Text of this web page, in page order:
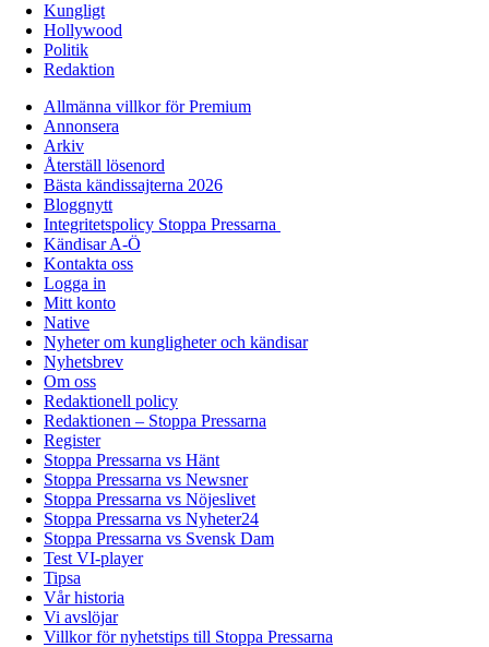
Kungligt
Hollywood
Politik
Redaktion
Allmänna villkor för Premium
Annonsera
Arkiv
Återställ lösenord
Bästa kändissajterna 2026
Bloggnytt
Integritetspolicy Stoppa Pressarna
Kändisar A-Ö
Kontakta oss
Logga in
Mitt konto
Native
Nyheter om kungligheter och kändisar
Nyhetsbrev
Om oss
Redaktionell policy
Redaktionen – Stoppa Pressarna
Register
Stoppa Pressarna vs Hänt
Stoppa Pressarna vs Newsner
Stoppa Pressarna vs Nöjeslivet
Stoppa Pressarna vs Nyheter24
Stoppa Pressarna vs Svensk Dam
Test VI-player
Tipsa
Vår historia
Vi avslöjar
Villkor för nyhetstips till Stoppa Pressarna